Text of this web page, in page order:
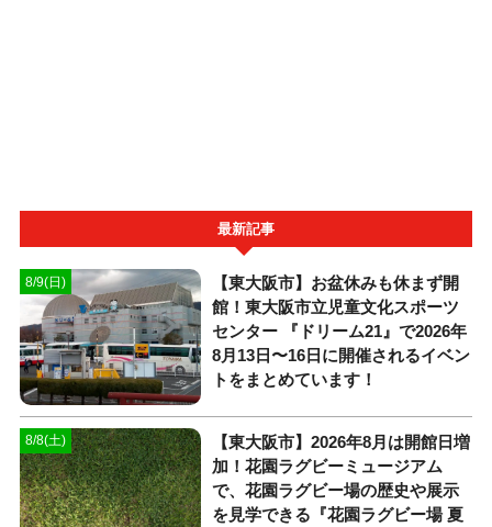
最新記事
8/9(日)
【東大阪市】お盆休みも休まず開
館！東大阪市立児童文化スポーツ
センター 『ドリーム21』で2026年
8月13日〜16日に開催されるイベン
トをまとめています！
8/8(土)
【東大阪市】2026年8月は開館日増
加！花園ラグビーミュージアム
で、花園ラグビー場の歴史や展示
を見学できる『花園ラグビー場 夏